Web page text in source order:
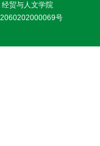
贸与人文学院
号